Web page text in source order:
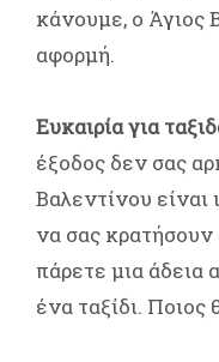
κάνουμε, ο Άγιος
αφορμή.
Ευκαιρία για
έξοδος δεν σας
Βαλεντίνου είναι
να σας κρατήσουν
πάρετε μια άδεια
ένα ταξίδι. Ποιος